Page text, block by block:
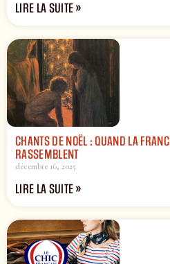
LIRE LA SUITE »
CHANTS DE NOËL : QUAND LA
RASSEMBLENT
décembre 16, 2025
LIRE LA SUITE »